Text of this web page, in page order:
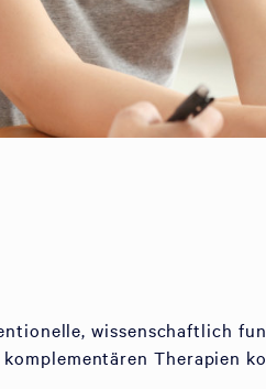
wissenschaftlich
Therapien